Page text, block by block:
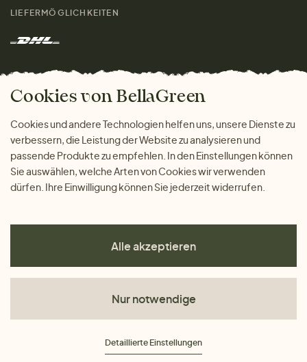
Kontakt
Marken
Das freundliche Magazin
Herren
Geschenke
Warum bei uns einkaufen
LIEFERMÖGLICHKEITEN
ZAHLUNGSMÖGLICHKEITEN
Impressum Cookies
Cookies von BellaGreen
Cookies und andere Technologien helfen uns, unsere Dienste zu
verbessern, die Leistung der Website zu analysieren und
passende Produkte zu empfehlen. In den Einstellungen können
Sie auswählen, welche Arten von Cookies wir verwenden
dürfen. Ihre Einwilligung können Sie jederzeit widerrufen.
Alle akzeptieren
Nur notwendige
Detaillierte Einstellungen